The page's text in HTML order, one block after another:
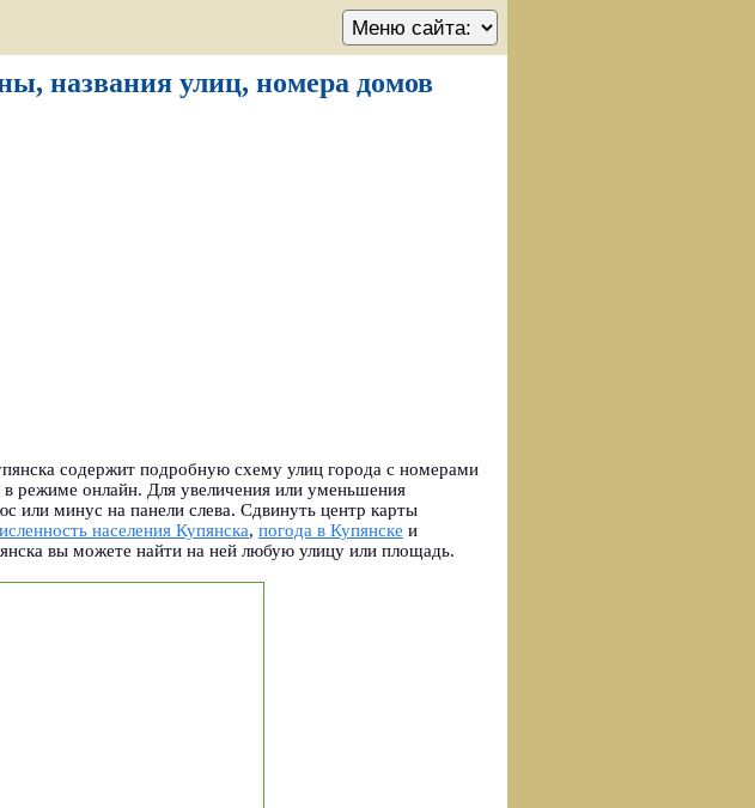
названия улиц, номера домов
содержит подробную схему улиц города с номерами
режиме онлайн. Для увеличения или уменьшения
или минус на панели слева. Сдвинуть центр карты
населения Купянска, погода в Купянске и
вы можете найти на ней любую улицу или площадь.